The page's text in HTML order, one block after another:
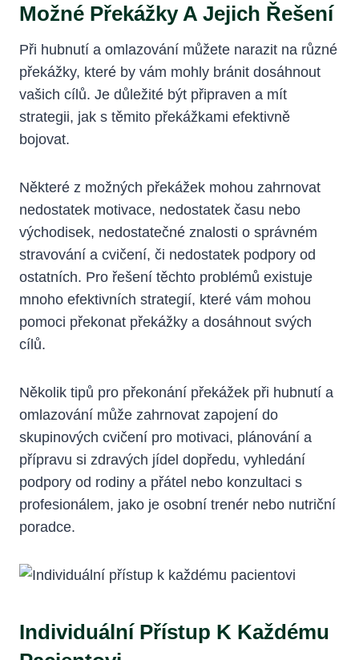
Možné⁢ Překážky ⁤a Jejich Řešení
Při hubnutí a omlazování můžete narazit na různé
překážky, které by vám mohly bránit dosáhnout
vašich cílů. Je​ důležité být připraven a mít​
strategii, jak s ⁢těmito překážkami efektivně
bojovat.
Některé z možných překážek mohou zahrnovat
nedostatek ‍motivace, nedostatek času nebo
východisek, nedostatečné znalosti ‌o správném
stravování a cvičení, či nedostatek podpory od
ostatních. Pro řešení ⁤těchto problémů existuje
mnoho efektivních strategií, které vám mohou
pomoci⁤ překonat překážky a dosáhnout svých
cílů.
Několik tipů ‌pro překonání překážek při hubnutí a
omlazování může zahrnovat zapojení do‌
skupinových cvičení pro motivaci, plánování a
přípravu si​ zdravých jídel dopředu, vyhledání⁢
podpory od rodiny a ‍přátel ⁤nebo konzultaci s
profesionálem, ​jako je osobní trenér nebo nutriční
poradce.
Individuální Přístup K Každému